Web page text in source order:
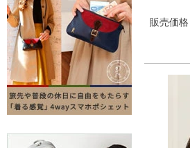
販売価格